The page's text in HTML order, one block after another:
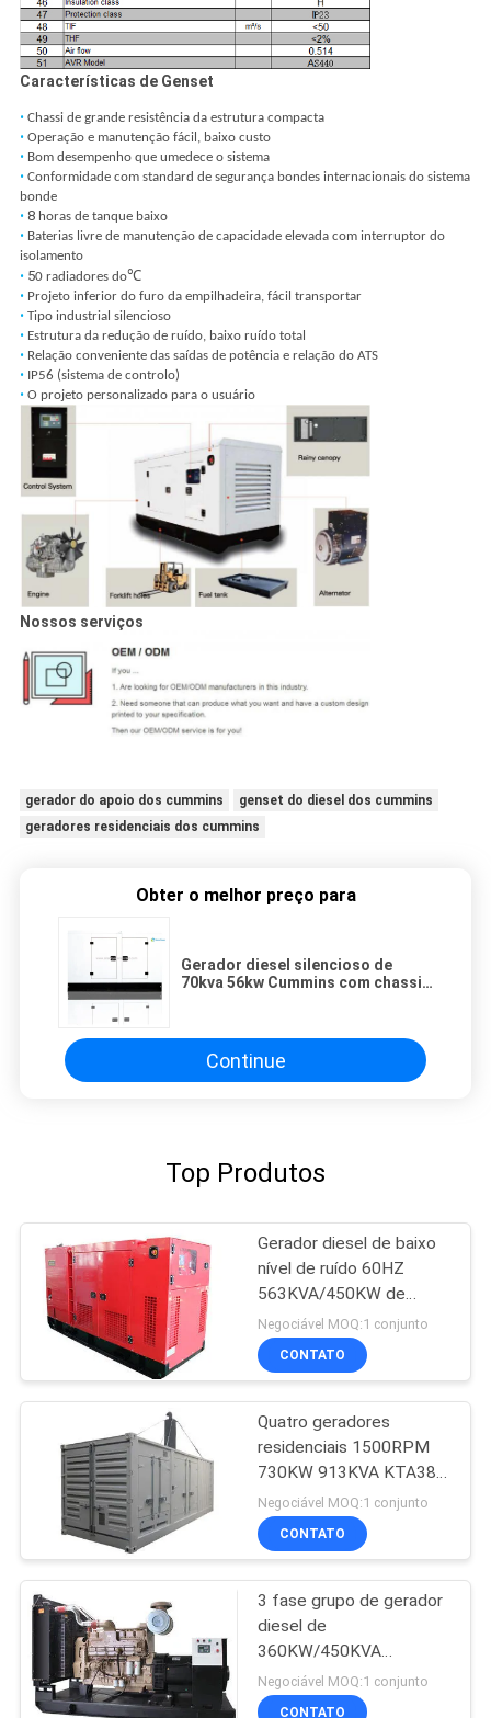
Características de Genset
• Chassi de grande resistência da estrutura compacta
• Operação e manutenção fácil, baixo custo
• Bom desempenho que umedece o sistema
• Conformidade com standard de segurança bondes internacionais do sistema
bonde
• 8 horas de tanque baixo
• Baterias livre de manutenção de capacidade elevada com interruptor do
isolamento
• 50 radiadoresdo℃
• Projeto inferior do furo da empilhadeira, fácil transportar
• Tipo industrial silencioso
• Estrutura da redução de ruído, baixo ruído total
• Relação conveniente das saídas de potência e relação do ATS
• IP56 (sistema de controlo)
• O projeto personalizado para o usuário
Nossos serviços
gerador do apoio dos cummins
genset do diesel dos cummins
geradores residenciais dos cummins
Obter o melhor preço para
Gerador diesel silencioso de
70kva 56kw Cummins com chassi
Continue
Top Produtos
Gerador diesel de baixo
nível de ruído 60HZ
563KVA/450KW de
CUMMINS da
construção principal do
poder
Negociável MOQ:1 conjunto
CONTATO
Quatro geradores
residenciais 1500RPM
730KW 913KVA KTA38-
G2A de CUMMINS do
curso
Negociável MOQ:1 conjunto
CONTATO
3 fase grupo de gerador
diesel de
360KW/450KVA
CUMMINS com sistema
de controlo DSE6020
Negociável MOQ:1 conjunto
CONTATO